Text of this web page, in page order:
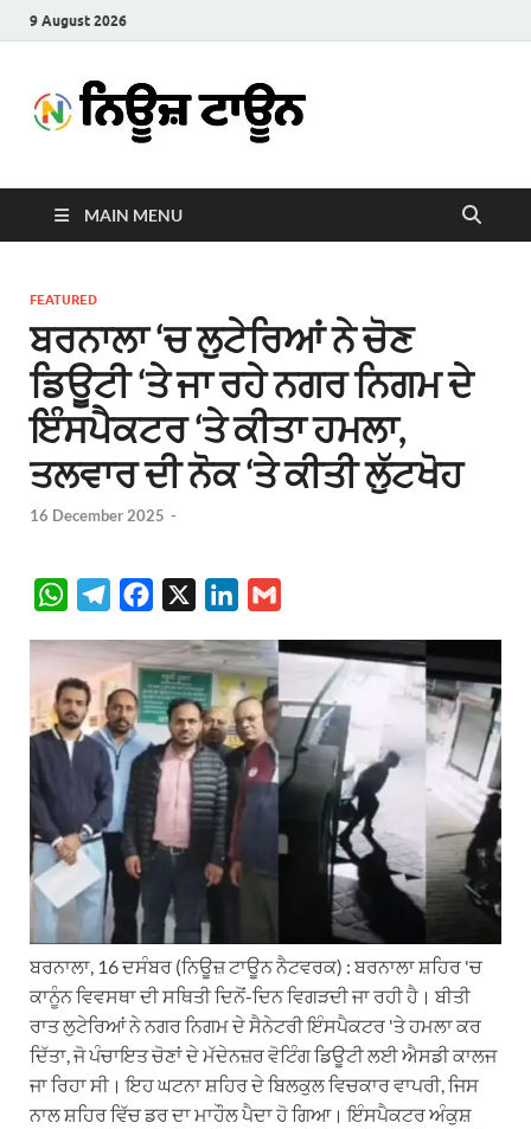
9 August 2026
Town
MAIN MENU
FEATURED
ਬਰਨਾਲਾ ‘ਚ ਲੁਟੇਰਿਆਂ ਨੇ ਚੋਣ
ਡਿਊਟੀ ‘ਤੇ ਜਾ ਰਹੇ ਨਗਰ ਨਿਗਮ ਦੇ
ਇੰਸਪੈਕਟਰ ‘ਤੇ ਕੀਤਾ ਹਮਲਾ,
ਤਲਵਾਰ ਦੀ ਨੋਕ ‘ਤੇ ਕੀਤੀ ਲੁੱਟਖੋਹ
16 December 2025 -
W
a
t
s
A
p
l
e
g
r
a
m
c
e
b
o
o
k
n
k
e
d
a
i
ਬਰਨਾਲਾ, 16 ਦਸੰਬਰ (ਨਿਊਜ਼ ਟਾਊਨ ਨੈਟਵਰਕ) : ਬਰਨਾਲਾ ਸ਼ਹਿਰ 'ਚ
ਕਾਨੂੰਨ ਵਿਵਸਥਾ ਦੀ ਸਥਿਤੀ ਦਿਨੋਂ-ਦਿਨ ਵਿਗੜਦੀ ਜਾ ਰਹੀ ਹੈ। ਬੀਤੀ
ਰਾਤ ਲੁਟੇਰਿਆਂ ਨੇ ਨਗਰ ਨਿਗਮ ਦੇ ਸੈਨੇਟਰੀ ਇੰਸਪੈਕਟਰ 'ਤੇ ਹਮਲਾ ਕਰ
ਦਿੱਤਾ, ਜੋ ਪੰਚਾਇਤ ਚੋਣਾਂ ਦੇ ਮੱਦੇਨਜ਼ਰ ਵੋਟਿੰਗ ਡਿਊਟੀ ਲਈ ਐਸਡੀ ਕਾਲਜ
ਜਾ ਰਿਹਾ ਸੀ। ਇਹ ਘਟਨਾ ਸ਼ਹਿਰ ਦੇ ਬਿਲਕੁਲ ਵਿਚਕਾਰ ਵਾਪਰੀ, ਜਿਸ
ਨਾਲ ਸ਼ਹਿਰ ਵਿੱਚ ਡਰ ਦਾ ਮਾਹੌਲ ਪੈਦਾ ਹੋ ਗਿਆ। ਇੰਸਪੈਕਟਰ ਅੰਕੁਸ਼